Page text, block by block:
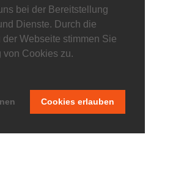
bei der Bereitstellung
Dienste. Durch die
Webseite stimmen Sie
von Cookies zu.
Cookies erlauben
Impressum Kontakt